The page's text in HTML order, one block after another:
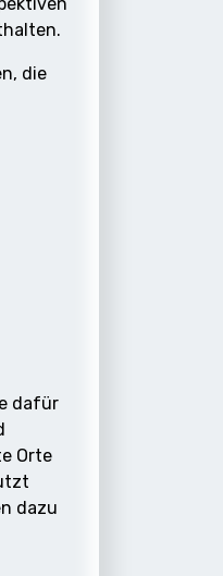
die
dafür
Orte
dazu